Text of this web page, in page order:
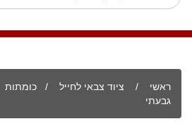
ראשי / ציוד צבאי לחייל / כומתות
גבעתי